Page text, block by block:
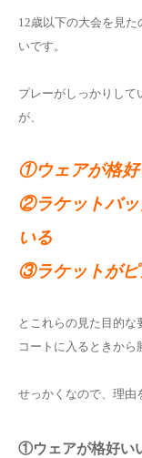
12歳以下の大会を見
いです。
プレーがしっかりして
が、
①ウェアが格好
②ラケットバッ
いる
③ラケットがピ
とこれらの見た目的な
コートに入るときから
せっかくなので、理由
①ウェアが格好い